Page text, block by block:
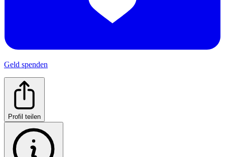
Geld spenden
Profil teilen